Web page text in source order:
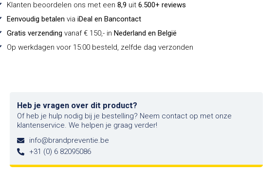
Klanten beoordelen ons met een8,9 uit6.500+ reviews
Eenvoudig betalen viaiDeal en Bancontact
Gratis verzending vanaf € 150,- inNederland en België
Op werkdagen voor 15:00 besteld, zelfde dag verzonden
Heb je vragen over dit product?
Of heb je hulp nodig bij je bestelling? Neem contact op met onze
klantenservice. We helpen je graag verder!
info@brandpreventie.be
+31 (0) 6 82095086